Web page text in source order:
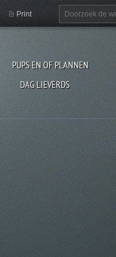
PUPS EN OF PLANNEN
DAG LIEVERDS
Print